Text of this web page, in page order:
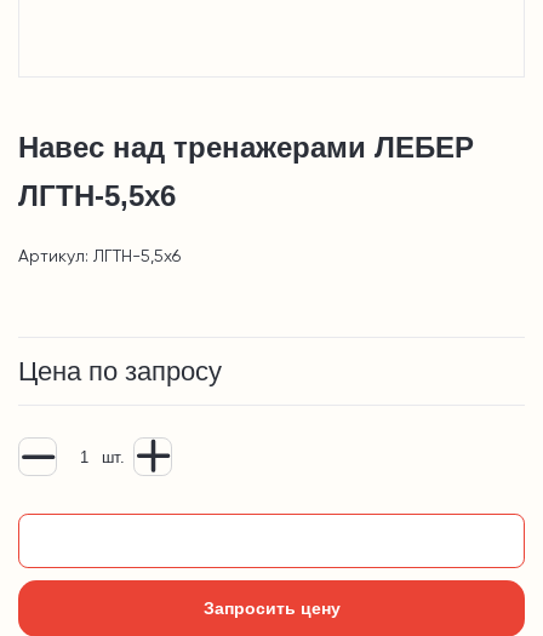
Навес над тренажерами ЛЕБЕР
ЛГТН-5,5x6
Артикул: ЛГТН-5,5x6
Цена по запросу
шт.
Запросить цену